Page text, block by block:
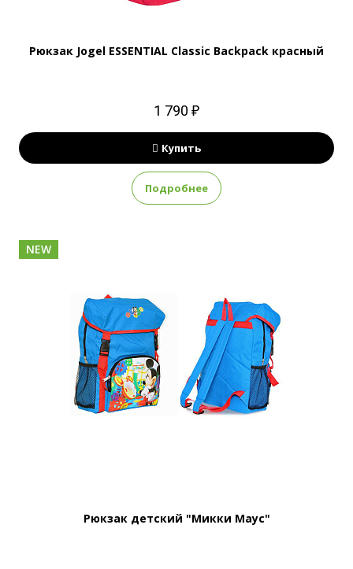
Рюкзак Jogel ESSENTIAL Classic Backpack красный
1 790 ₽
Купить
Подробнее
NEW
Рюкзак детский "Микки Маус"